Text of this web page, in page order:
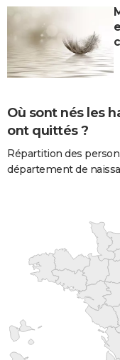
Où sont nés les
ont quittés ?
Répartition des
département de